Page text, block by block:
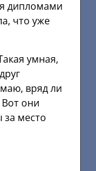
дипломами
что уже
умная,
вряд ли
они
за место